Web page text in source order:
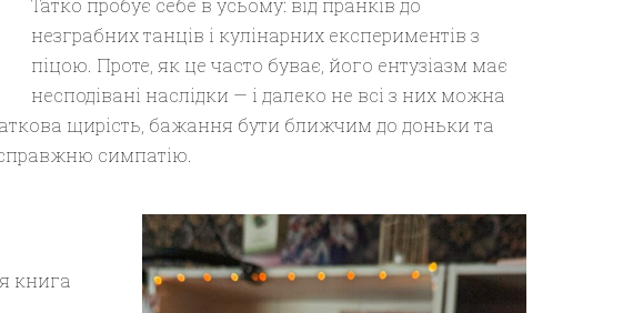
Татко пробує себе в усьому: від пранків до
незграбних танців і кулінарних експериментів з
піцою. Проте, як це часто буває, його ентузіазм має
несподівані наслідки — і далеко не всі з них можна
щирість, бажання бути ближчим до доньки та
справжню симпатію.
книга